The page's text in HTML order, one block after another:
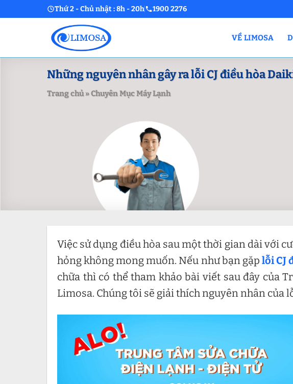
to
Thứ 2 - Chủ nhật : 8h - 20h 1900 2276
VỀ LIMOSA
Những nguyên nhân gây ra lỗi CJ điều hòa
Trang chủ»Chuyên Mục Máy Lạnh
Việc sử dụng điều hòa sau một thời gian dài với
hỏng không mong muốn. Nếu như bạn gặp lỗi CJ
chữa thì có thể tham khảo bài viết sau đây của
Limosa. Chúng tôi sẽ giải thích nguyên nhân của